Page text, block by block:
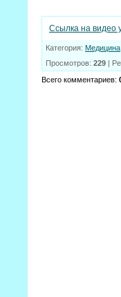
Ссылка на видео
Категория: Медицина
Просмотров: 229 |
Всего комментариев: